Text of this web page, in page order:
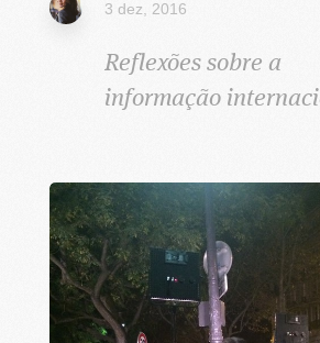
3 dez, 2016
Reflexões sobre a
informação